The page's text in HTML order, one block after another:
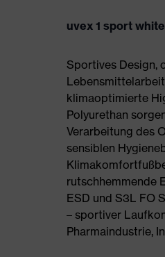
uvex 1 sport
Sportives Design,
klimaoptimierte
Polyurethan
Verarbeitung des
sensiblen
rutschhemmende
ESD und S3L FO
– sportiver
Pharmaindustrie,